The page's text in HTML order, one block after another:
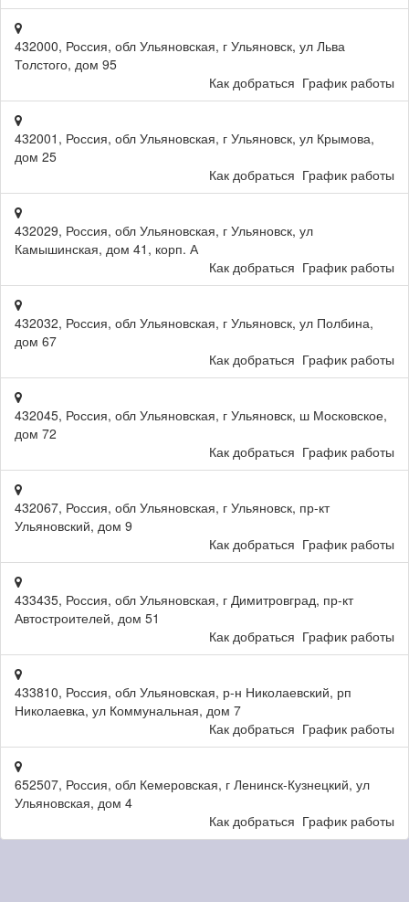
432000, Россия, обл Ульяновская, г Ульяновск, ул Льва
Толстого, дом 95
Как добраться График работы
432001, Россия, обл Ульяновская, г Ульяновск, ул Крымова,
дом 25
Как добраться График работы
432029, Россия, обл Ульяновская, г Ульяновск, ул
Камышинская, дом 41, корп. А
Как добраться График работы
432032, Россия, обл Ульяновская, г Ульяновск, ул Полбина,
дом 67
Как добраться График работы
432045, Россия, обл Ульяновская, г Ульяновск, ш Московское,
дом 72
Как добраться График работы
432067, Россия, обл Ульяновская, г Ульяновск, пр-кт
Ульяновский, дом 9
Как добраться График работы
433435, Россия, обл Ульяновская, г Димитровград, пр-кт
Автостроителей, дом 51
Как добраться График работы
433810, Россия, обл Ульяновская, р-н Николаевский, рп
Николаевка, ул Коммунальная, дом 7
Как добраться График работы
652507, Россия, обл Кемеровская, г Ленинск-Кузнецкий, ул
Ульяновская, дом 4
Как добраться График работы